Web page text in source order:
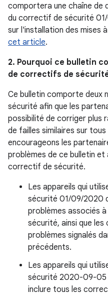
comportera une chaîne de
du correctif de sécurité
sur l'installation des mises
cet article.
2. Pourquoi ce bulletin
de correctifs de
Ce bulletin comporte deux
sécurité afin que les
possibilité de corriger plus
de failles similaires sur
encourageons les
problèmes de ce bulletin et
correctif de sécurité.
Les appareils qui
sécurité 01/09/2020
problèmes associés
sécurité, ainsi que
problèmes signalés
précédents.
Les appareils qui
sécurité 2020-09-05
inclure tous les